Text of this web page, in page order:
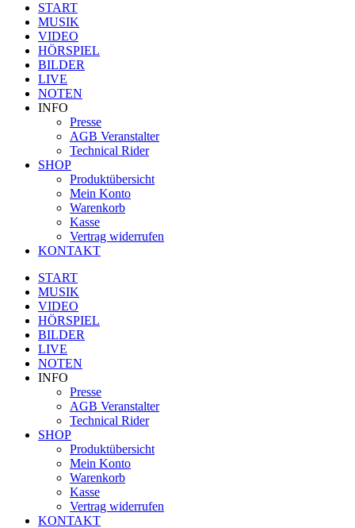
START
MUSIK
VIDEO
HÖRSPIEL
BILDER
LIVE
NOTEN
INFO
Presse
AGB Veranstalter
Technical Rider
SHOP
Produktübersicht
Mein Konto
Warenkorb
Kasse
Vertrag widerrufen
KONTAKT
START
MUSIK
VIDEO
HÖRSPIEL
BILDER
LIVE
NOTEN
INFO
Presse
AGB Veranstalter
Technical Rider
SHOP
Produktübersicht
Mein Konto
Warenkorb
Kasse
Vertrag widerrufen
KONTAKT